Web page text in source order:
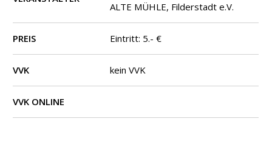
ALTE MÜHLE, Filderstadt e.V.
PREIS Eintritt: 5.- €
VVK kein VVK
VVK ONLINE